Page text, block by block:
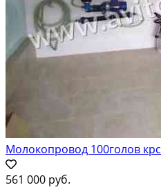
Молокопровод 100голов крс
561 000 руб.